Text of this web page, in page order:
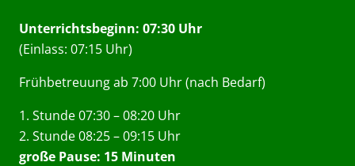
Unterrichtsbeginn: 07:30 Uhr
(Einlass: 07:15 Uhr)
Frühbetreuung ab 7:00 Uhr (nach Bedarf)
1. Stunde 07:30 – 08:20 Uhr
2. Stunde 08:25 – 09:15 Uhr
große Pause: 15 Minuten